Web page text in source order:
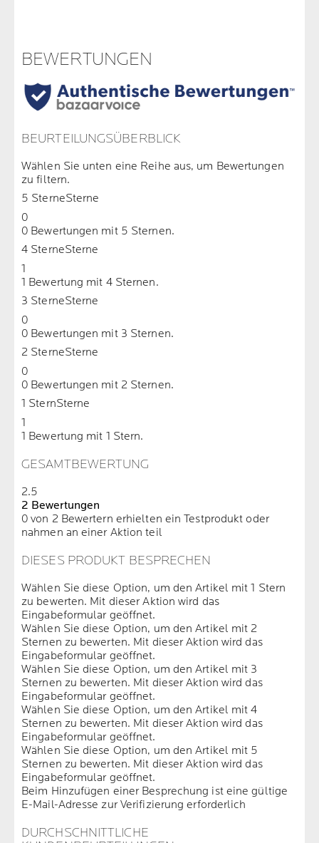
BEWERTUNGEN
BEURTEILUNGSÜBERBLICK
Wählen Sie unten eine Reihe aus, um Bewertungen
zu filtern.
5 SterneSterne
0
0 Bewertungen mit 5 Sternen.
4 SterneSterne
1
1 Bewertung mit 4 Sternen.
3 SterneSterne
0
0 Bewertungen mit 3 Sternen.
2 SterneSterne
0
0 Bewertungen mit 2 Sternen.
1 SternSterne
1
1 Bewertung mit 1 Stern.
GESAMTBEWERTUNG
2.5
2 Bewertungen
0 von 2 Bewertern erhielten ein Testprodukt oder
nahmen an einer Aktion teil
DIESES PRODUKT BESPRECHEN
Wählen Sie diese Option, um den Artikel mit 1 Stern
zu bewerten. Mit dieser Aktion wird das
Eingabeformular geöffnet.
Wählen Sie diese Option, um den Artikel mit 2
Sternen zu bewerten. Mit dieser Aktion wird das
Eingabeformular geöffnet.
Wählen Sie diese Option, um den Artikel mit 3
Sternen zu bewerten. Mit dieser Aktion wird das
Eingabeformular geöffnet.
Wählen Sie diese Option, um den Artikel mit 4
Sternen zu bewerten. Mit dieser Aktion wird das
Eingabeformular geöffnet.
Wählen Sie diese Option, um den Artikel mit 5
Sternen zu bewerten. Mit dieser Aktion wird das
Eingabeformular geöffnet.
Beim Hinzufügen einer Besprechung ist eine gültige
E-Mail-Adresse zur Verifizierung erforderlich
DURCHSCHNITTLICHE